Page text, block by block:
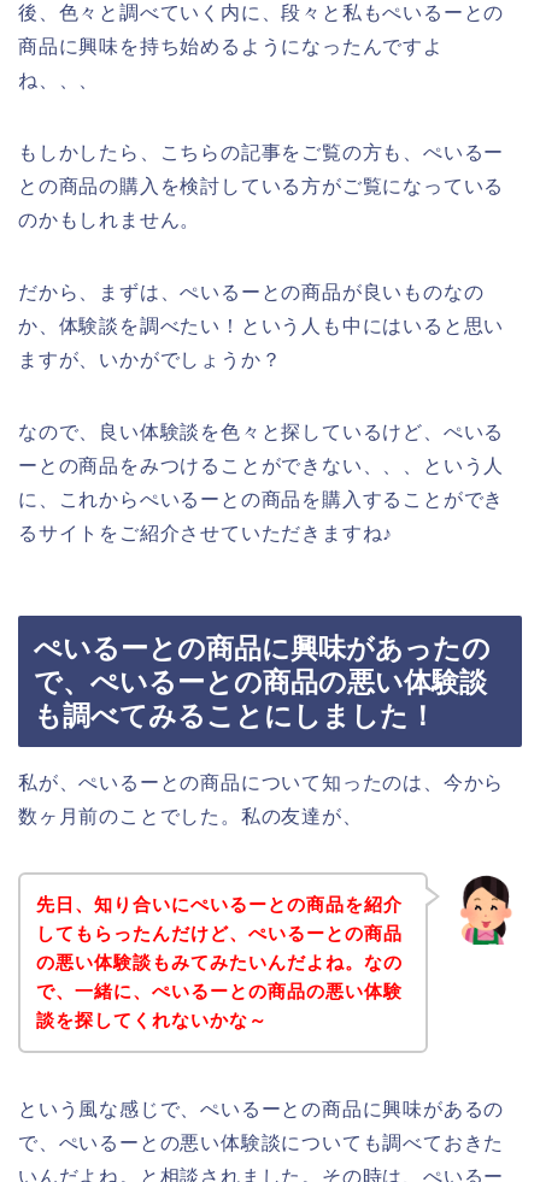
後、色々と調べていく内に、段々と私もぺいるーとの
商品に興味を持ち始めるようになったんですよ
ね、、、
もしかしたら、こちらの記事をご覧の方も、ぺいるー
との商品の購入を検討している方がご覧になっている
のかもしれません。
だから、まずは、ぺいるーとの商品が良いものなの
か、体験談を調べたい！という人も中にはいると思い
ますが、いかがでしょうか？
なので、良い体験談を色々と探しているけど、ぺいる
ーとの商品をみつけることができない、、、という人
に、これからぺいるーとの商品を購入することができ
るサイトをご紹介させていただきますね♪
ぺいるーとの商品に興味があったの
で、ぺいるーとの商品の悪い体験談
も調べてみることにしました！
私が、ぺいるーとの商品について知ったのは、今から
数ヶ月前のことでした。私の友達が、
先日、知り合いにぺいるーとの商品を紹介
してもらったんだけど、ぺいるーとの商品
の悪い体験談もみてみたいんだよね。なの
で、一緒に、ぺいるーとの商品の悪い体験
談を探してくれないかな～
という風な感じで、ぺいるーとの商品に興味があるの
で、ぺいるーとの悪い体験談についても調べておきた
いんだよね。と相談されました。その時は、ぺいるー